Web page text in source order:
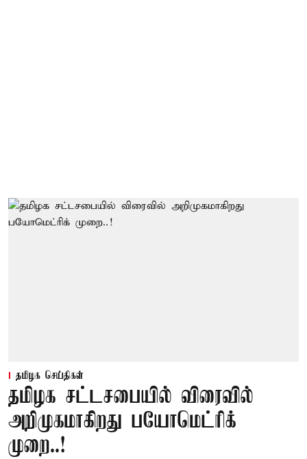
தமிழக செய்திகள்
தமிழக சட்டசபையில் விரைவில்
அறிமுகமாகிறது பயோமெட்ரிக்
முறை..!